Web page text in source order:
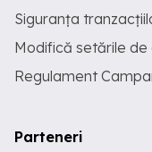
Siguranța
Modifică setările
Regulament
Parteneri